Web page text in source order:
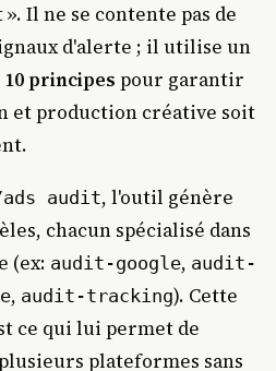
Il ne se contente pas de
d'alerte ; il utilise un
principes pour garantir
et production créative soit
audit, l'outil génère
chacun spécialisé dans
(ex: audit-google, audit-
, audit-tracking). Cette
ce qui lui permet de
plateformes sans